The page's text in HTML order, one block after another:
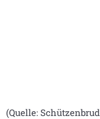
(Quelle: